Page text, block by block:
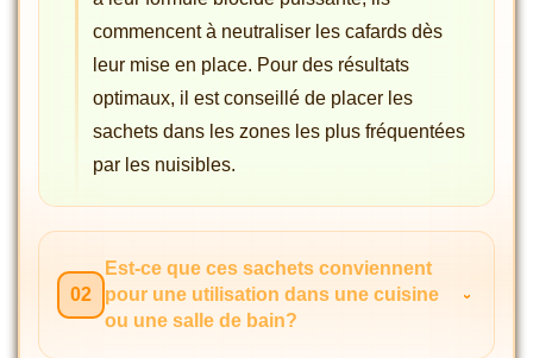
commencent à neutraliser les cafards dès
leur mise en place. Pour des résultats
optimaux, il est conseillé de placer les
sachets dans les zones les plus fréquentées
par les nuisibles.
02
Est-ce que ces sachets conviennent
pour une utilisation dans une cuisine
ou une salle de bain?